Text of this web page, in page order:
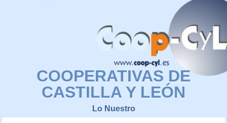
COOPERATIVAS DE
CASTILLA Y LEÓN
Lo Nuestro